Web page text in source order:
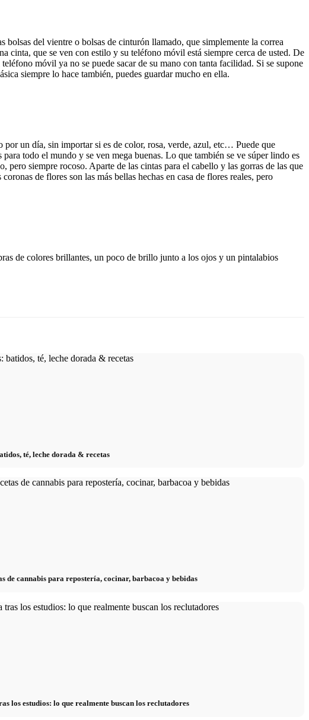
del vientre o bolsas de cinturón llamado, que simplemente la correa
cinta, que se ven con estilo y su teléfono móvil está siempre cerca de usted. De
móvil ya no se puede sacar de su mano con tanta facilidad. Si se supone
siempre lo hace también, puedes guardar mucho en ella.
por un día, sin importar si es de color, rosa, verde, azul, etc… Puede que
todo el mundo y se ven mega buenas. Lo que también se ve súper lindo es
siempre rocoso. Aparte de las cintas para el cabello y las gorras de las que
de flores son las más bellas hechas en casa de flores reales, pero
de colores brillantes, un poco de brillo junto a los ojos y un pintalabios
té, leche dorada & recetas
de cannabis para repostería, cocinar, barbacoa y bebidas
los estudios: lo que realmente buscan los reclutadores